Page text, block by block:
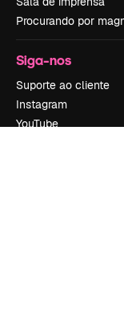
Procurando por
Siga-nos
Suporte ao cliente
Instagram
YouTube